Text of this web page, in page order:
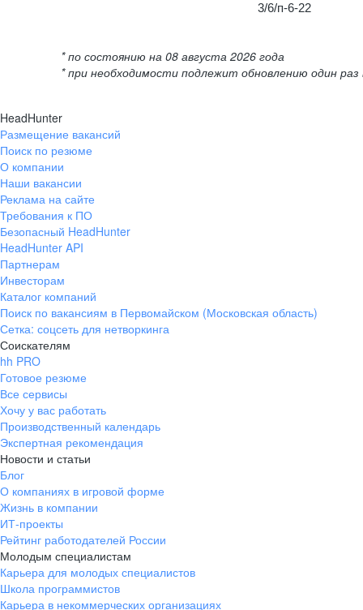
3/6/п-6-22
* по состоянию на 08 августа 2026 года
* при необходимости подлежит обновлению один раз
HeadHunter
Размещение вакансий
Поиск по резюме
О компании
Наши вакансии
Реклама на сайте
Требования к ПО
Безопасный HeadHunter
HeadHunter API
Партнерам
Инвесторам
Каталог компаний
Поиск по вакансиям в Первомайском (Московская область)
Сетка: соцсеть для нетворкинга
Соискателям
hh PRO
Готовое резюме
Все сервисы
Хочу у вас работать
Производственный календарь
Экспертная рекомендация
Новости и статьи
Блог
О компаниях в игровой форме
Жизнь в компании
ИТ-проекты
Рейтинг работодателей России
Молодым специалистам
Карьера для молодых специалистов
Школа программистов
Карьера в некоммерческих организациях